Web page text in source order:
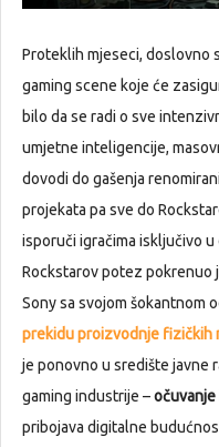
Proteklih mjeseci, doslovno
gaming scene koje će
bilo da se radi o sve
umjetne inteligencije,
dovodi do gašenja
projekata pa sve do
isporuči igračima isključivo
Rockstarov potez pokrenuo
Sony sa svojom šokantnom
prekidu proizvodnje fizičkih
je ponovno u središte javne
gaming industrije –očuvanje
pribojava digitalne